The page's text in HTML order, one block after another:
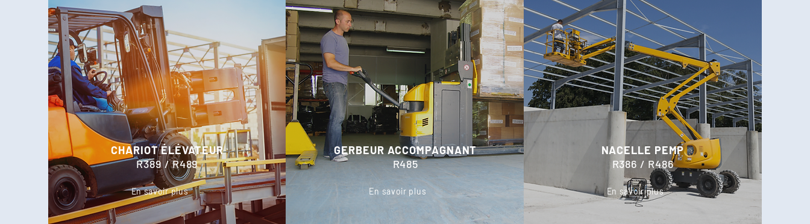
CHARIOT ÉLÉVATEUR
R389 / R489
En savoir plus
GERBEUR ACCOMPAGNANT
R485
En savoir plus
NACELLE PEMP
R386 / R486
En savoir plus